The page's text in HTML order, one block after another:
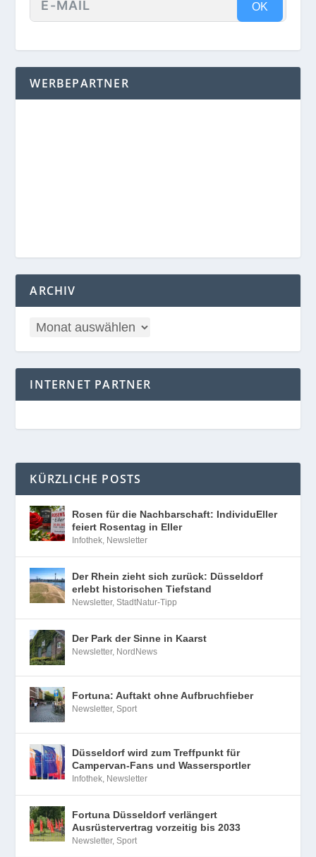
OK
WERBEPARTNER
ARCHIV
INTERNET PARTNER
KÜRZLICHE POSTS
Rosen für die Nachbarschaft: IndividuEller
feiert Rosentag in Eller
Infothek, Newsletter
Der Rhein zieht sich zurück: Düsseldorf
erlebt historischen Tiefstand
Newsletter,StadtNatur-Tipp
Der Park der Sinne in Kaarst
Newsletter, NordNews
Fortuna: Auftakt ohne Aufbruchfieber
Newsletter,Sport
Düsseldorf wird zum Treffpunkt für
Campervan-Fans und Wassersportler
Infothek, Newsletter
Fortuna Düsseldorf verlängert
Ausrüstervertrag vorzeitig bis 2033
Newsletter,Sport